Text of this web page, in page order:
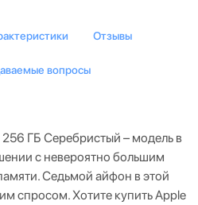
Отзывы
вопросы
ГБ Серебристый – модель в
с невероятно большим
Седьмой айфон в этой
спросом. Хотите купить Apple